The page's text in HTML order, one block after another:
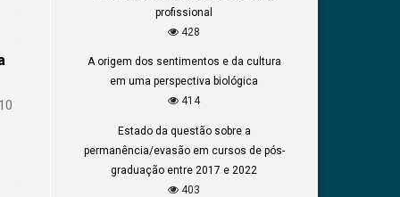
profissional
428
A origem dos sentimentos e da cultura
em uma perspectiva biológica
414
Estado da questão sobre a
permanência/evasão em cursos de pós-
graduação entre 2017 e 2022
403